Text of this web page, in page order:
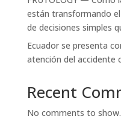
están transformando
de decisiones simples
Ecuador se presenta
atención del accidente
Recent
No comments to show.